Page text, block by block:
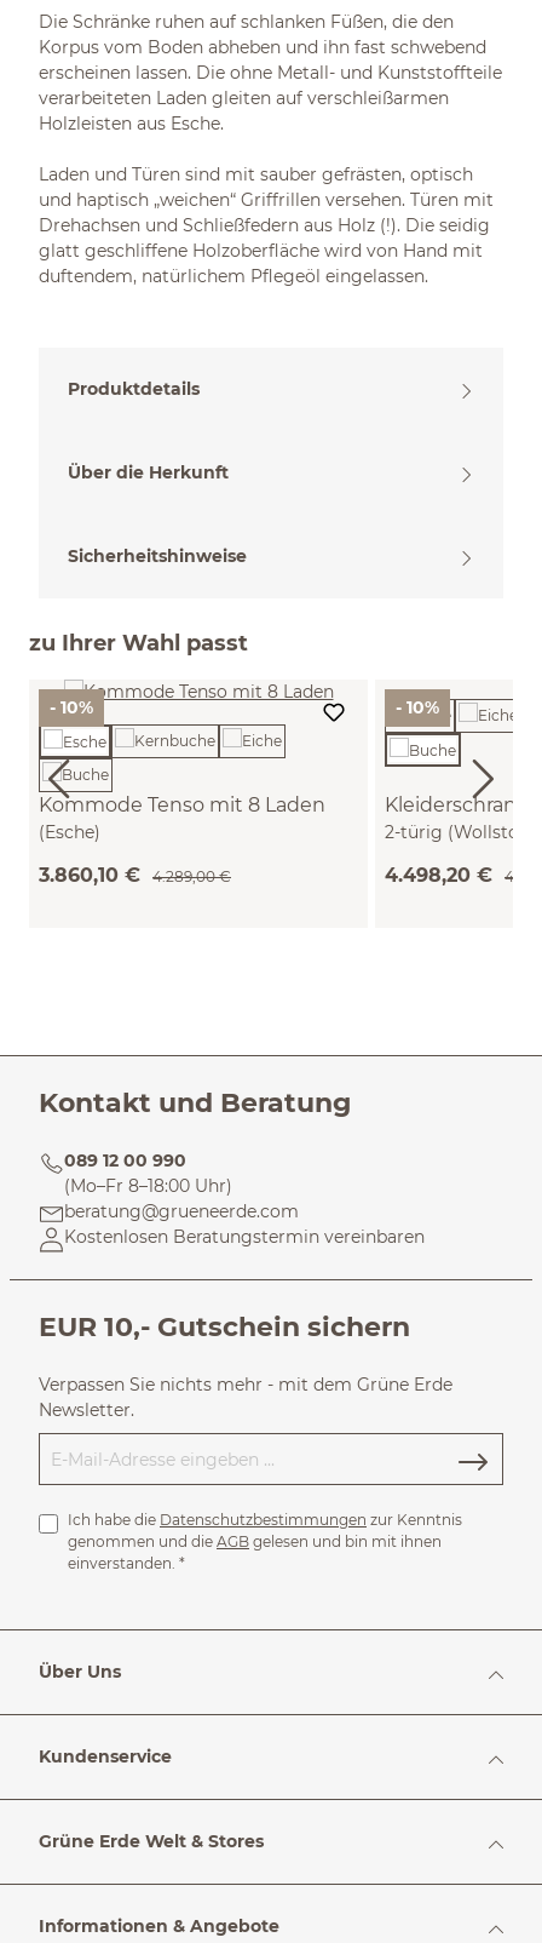
Die Schränke ruhen auf schlanken Füßen, die den
Korpus vom Boden abheben und ihn fast schwebend
erscheinen lassen. Die ohne Metall- und Kunststoffteile
verarbeiteten Laden gleiten auf verschleißarmen
Holzleisten aus Esche.
Laden und Türen sind mit sauber gefrästen, optisch
und haptisch „weichen“ Griffrillen versehen. Türen mit
Drehachsen und Schließfedern aus Holz (!). Die seidig
glatt geschliffene Holzoberfläche wird von Hand mit
duftendem, natürlichem Pflegeöl eingelassen.
Produktdetails
Über die Herkunft
Sicherheitshinweise
zu Ihrer Wahl passt
- 10%
Kommode Tenso mit 8 Laden
(Esche)
3.860,10 € 4.289,00 €
- 10%
Kleiderschrank
2-türig (Wollstoff
4.498,20 €
Kontakt und Beratung
089 12 00 990
(Mo–Fr 8–18:00 Uhr)
beratung@grueneerde.com
Kostenlosen Beratungstermin vereinbaren
EUR 10,- Gutschein sichern
Verpassen Sie nichts mehr - mit dem Grüne Erde
Newsletter.
Ich habe die Datenschutzbestimmungen zur Kenntnis
genommen und die AGB gelesen und bin mit ihnen
einverstanden. *
Über Uns
Kundenservice
Grüne Erde Welt & Stores
Informationen & Angebote